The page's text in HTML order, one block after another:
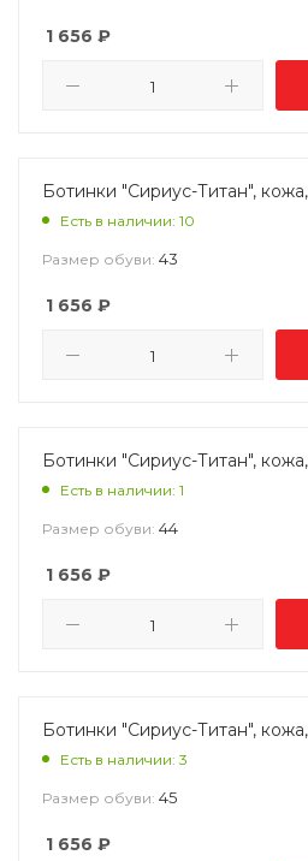
1 656 ₽
Ботинки "Сириус-Титан",
Есть в наличии: 10
Размер обуви: 43
1 656 ₽
Ботинки "Сириус-Титан",
Есть в наличии: 1
Размер обуви: 44
1 656 ₽
Ботинки "Сириус-Титан",
Есть в наличии: 3
Размер обуви: 45
1 656 ₽